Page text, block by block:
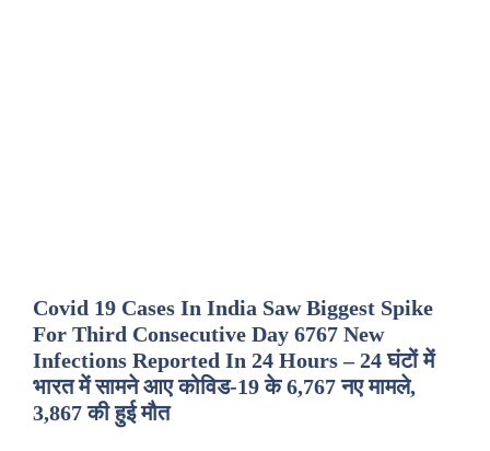
Covid 19 Cases In India Saw Biggest Spike
For Third Consecutive Day 6767 New
Infections Reported In 24 Hours – 24 घंटों में
भारत में सामने आए कोविड-19 के 6,767 नए मामले,
3,867 की हुई मौत